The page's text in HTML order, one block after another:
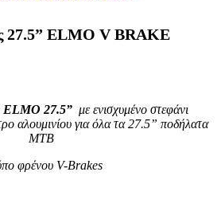
27.5” ELMO V BRAKE
ELMO 27.5” με ενισχυμένο στεφάνι
αλουμινίου για όλα τα 27.5” ποδήλατα
MTB
φρένου V-Brakes